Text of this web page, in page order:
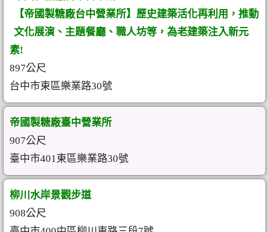
【帝國製糖廠台中營業所】歷史建築活化再利用，推動
文化展演、主題餐廳、職人坊等，為老建築注入新元
素!
897公尺
台中市東區樂業路30號
帝國製糖廠臺中營業所
907公尺
臺中市401東區樂業路30號
柳川水岸景觀步道
908公尺